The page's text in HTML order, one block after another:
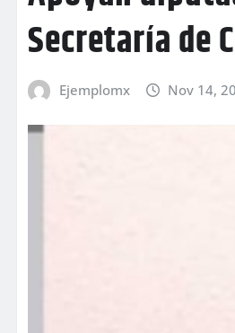
Secretaría de
Ejemplomx Nov 14,